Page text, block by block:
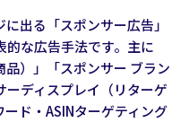
出る「スポンサー広告」
な広告手法です。主に
品）」「スポンサー ブラン
ーディスプレイ（リターゲ
ド・ASINターゲティング